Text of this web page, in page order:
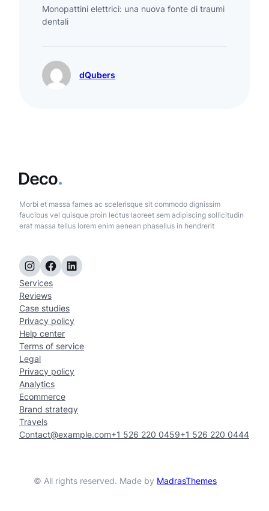
Monopattini elettrici: una nuova fonte di traumi
dentali
dQubers
Morbi et massa fames ac scelerisque sit commodo dignissim
faucibus vel quisque proin lectus laoreet sem adipiscing sollicitudin
erat massa tellus lorem enim aenean phasellus in hendrerit
Instagram Facebook LinkedIn
Services
Reviews
Case studies
Privacy policy
Help center
Terms of service
Legal
Privacy policy
Analytics
Ecommerce
Brand strategy
Travels
Contact@example.com+1 526 220 0459+1 526 220 0444
© All rights reserved. Made by MadrasThemes